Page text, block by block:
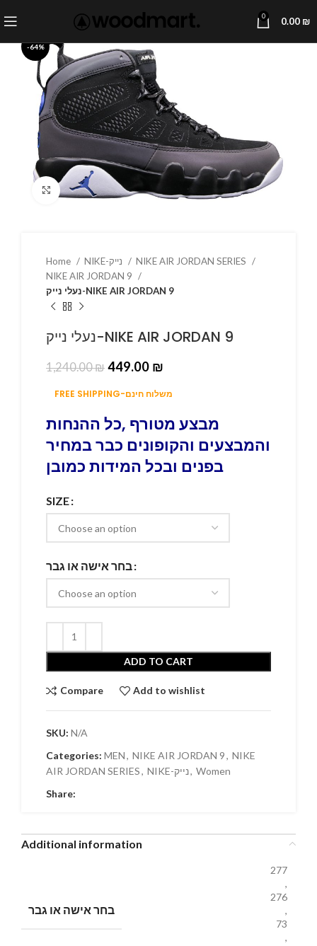
0 0.00 ₪
-64%
Click to enlarge
Home
NIKE AIR JORDAN SERIES
NIKE AIR JORDAN 9
נעלי נייק-NIKE AIR JORDAN 9
נעלי נייק-NIKE AIR JORDAN 9
1,240.00₪ 449.00 ₪
FREE SHIPPING-משלוח חינם
מבצע מטורף ,כל ההנחות
והמבצעים והקופונים כבר במחיר
בפנים ובכל המידות כמובן
SIZE
בחר אישה או גבר
ADD TO CART
Compare Add to wishlist
SKU: N/A
Categories: MEN, NIKE AIR JORDAN 9, NIKE
AIR JORDAN SERIES, NIKE-נייק, Women
Share:
Additional information
בחר אישה או גבר
277
,
276
,
73
,